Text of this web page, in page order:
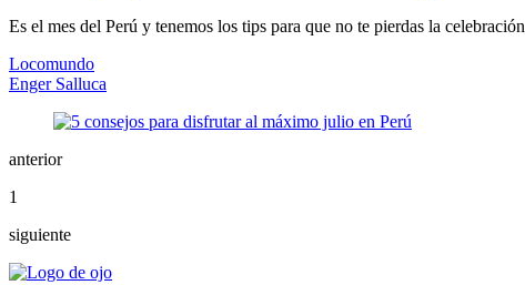
Es el mes del Perú y tenemos los tips para que no te pierdas la celebración
Locomundo
Enger Salluca
anterior
1
siguiente